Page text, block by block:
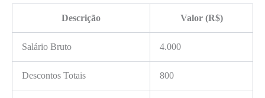
Descrição Valor (R$)
Salário Bruto 4.000
Descontos Totais 800